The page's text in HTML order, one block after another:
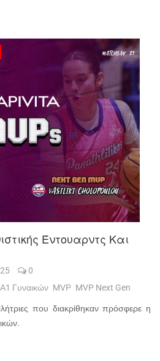
Έντουαρντς Και
0
Α1 Γυναικών MVP MVP Next Gen
που διακρίθηκαν πρόσφερε η